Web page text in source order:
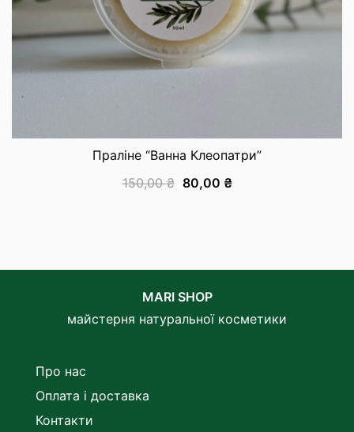
Праліне “Ванна Клеопатри”
150,00₴ 80,00 ₴
MARI SHOP
майстерня натуральної косметики
Про нас
Оплата і доставка
Контакти